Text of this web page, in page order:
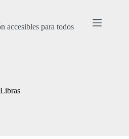
accesibles para todos